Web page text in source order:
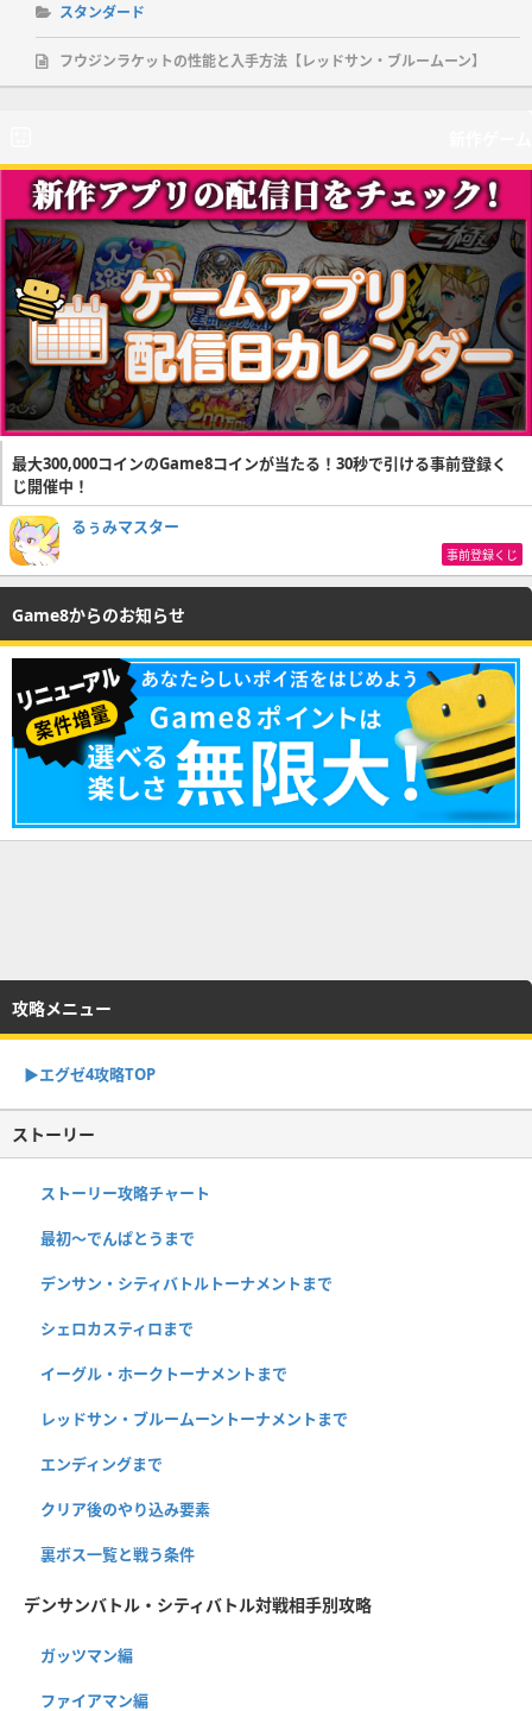
スタンダード
フウジンラケットの性能と入手方法【レッドサン・ブルームーン】
最大300,000コインのGame8コインが当たる！30秒で引ける事前登録く
じ開催中！
るぅみマスター
事前登録くじ
Game8からのお知らせ
攻略メニュー
▶︎エグゼ4攻略TOP
ストーリー
ストーリー攻略チャート
最初～でんぱとうまで
デンサン・シティバトルトーナメントまで
シェロカスティロまで
イーグル・ホークトーナメントまで
レッドサン・ブルームーントーナメントまで
エンディングまで
クリア後のやり込み要素
裏ボス一覧と戦う条件
デンサンバトル・シティバトル対戦相手別攻略
ガッツマン編
ファイアマン編